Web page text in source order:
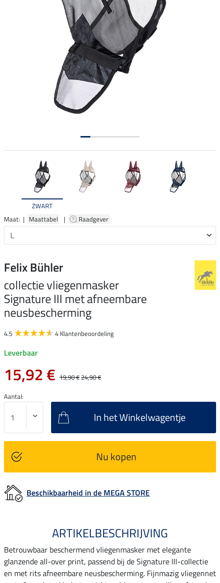
ZWART
Maat: | Maattabel | Raadgever
Felix Bühler
collectie vliegenmasker
Signature III met afneembare
neusbescherming
4.5 4 Klantenbeoordeling
Leverbaar
15,92 € 19,90 €24,90 €
Aantal:
In het Winkelwagentje
Nu kopen
Beschikbaarheid in de MEGA STORE
ARTIKELBESCHRIJVING
Betrouwbaar beschermend vliegenmasker met elegante
glanzende all-over print, passend bij de Signature III-collectie
en met rits afneembare neusbescherming. Fijnmazig vliegennet